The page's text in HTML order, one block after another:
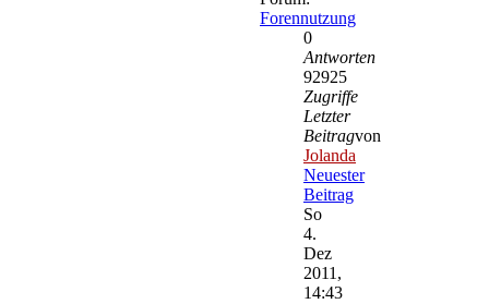
Forennutzung
0
Antworten
92925
Zugriffe
Letzter
Beitragvon
Jolanda
Neuester
Beitrag
So
4.
Dez
2011,
14:43